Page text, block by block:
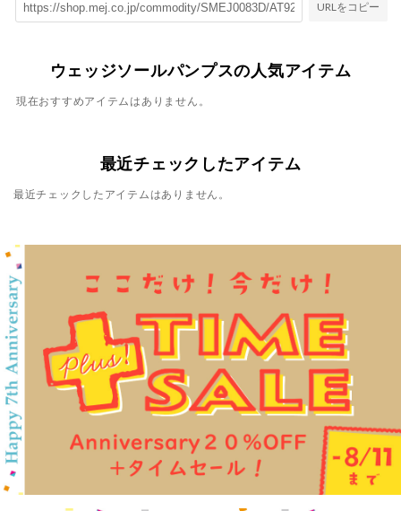
URLをコピー
ウェッジソールパンプスの人気アイテム
現在おすすめアイテムはありません。
最近チェックしたアイテム
最近チェックしたアイテムはありません。